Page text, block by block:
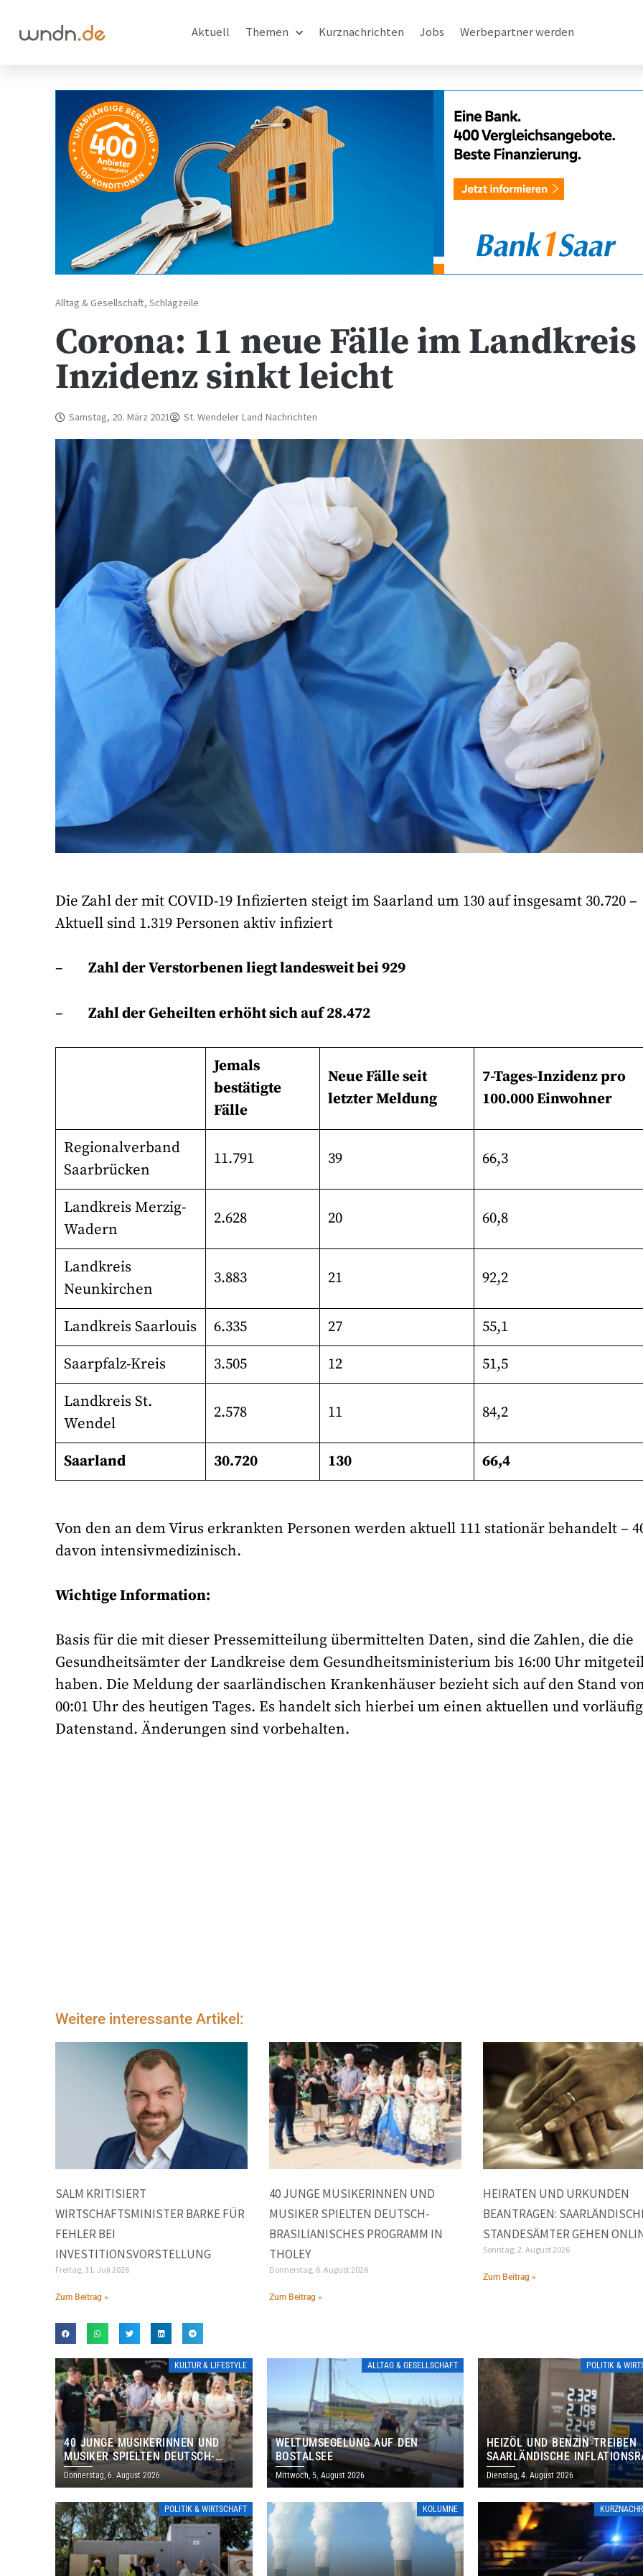
Aktuell Themen Kurznachrichten Jobs Werbepartner werden
Alltag & Gesellschaft,Schlagzeile
Corona: 11 neue Fälle im Landkreis
Inzidenz sinkt leicht
Samstag, 20. März 2021 St. Wendeler Land Nachrichten
Die Zahl der mit COVID-19 Infizierten steigt im Saarland um 130 auf insgesamt 30.720 –
Aktuell sind 1.319 Personen aktiv infiziert
–Zahl der Verstorbenen liegt landesweit bei 929
–Zahl der Geheilten erhöht sich auf 28.472
Jemals
bestätigte
Fälle
Neue Fälle seit
letzter Meldung
7-Tages-Inzidenz pro
100.000 Einwohner
Regionalverband
Saarbrücken
11.791 39 66,3
Landkreis Merzig-
Wadern
2.628 20 60,8
Landkreis
Neunkirchen
3.883 21 92,2
Landkreis Saarlouis 6.335 27
55,1
Saarpfalz-Kreis
3.505 12
51,5
Landkreis St.
Wendel
2.578 11 84,2
Saarland 30.720 130 66,4
Von den an dem Virus erkrankten Personen werden aktuell 111 stationär behandelt –
davon intensivmedizinisch.
Wichtige Information:
Basis für die mit dieser Pressemitteilung übermittelten Daten, sind die Zahlen, die die
Gesundheitsämter der Landkreise dem Gesundheitsministerium bis 16:00 Uhr
haben. Die Meldung der saarländischen Krankenhäuser bezieht sich auf den Stand
00:01 Uhr des heutigen Tages. Es handelt sich hierbei um einen aktuellen und
Datenstand. Änderungen sind vorbehalten.
Weitere interessante Artikel:
SALM KRITISIERT
WIRTSCHAFTSMINISTER BARKE FÜR
FEHLER BEI
INVESTITIONSVORSTELLUNG
Freitag, 31. Juli 2026
Zum Beitrag »
40 JUNGE MUSIKERINNEN UND
MUSIKER SPIELTEN DEUTSCH-
BRASILIANISCHES PROGRAMM IN
THOLEY
Donnerstag, 6. August 2026
Zum Beitrag »
HEIRATEN UND URKUNDEN
BEANTRAGEN:
STANDESÄMTER GEHEN
Sonntag, 2. August 2026
Zum Beitrag »
KULTUR & LIFESTYLE
40 JUNGE MUSIKERINNEN UND
MUSIKER SPIELTEN DEUTSCH-
BRASILIANISCHES PROGRAMM IN
THOLEY
Donnerstag, 6. August 2026
ALLTAG & GESELLSCHAFT
WELTUMSEGELUNG AUF DEN
BOSTALSEE
Mittwoch, 5. August 2026
POLITIK &
HEIZÖL UND BENZIN TREIBEN
SAARLÄNDISCHE
IM JULI AUF 3,2 PROZENT
Dienstag, 4. August 2026
POLITIK & WIRTSCHAFT KOLUMNE